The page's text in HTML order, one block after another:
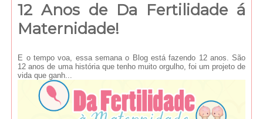
12 Anos de Da Fertilidade á
Maternidade!
E o tempo voa, essa semana o Blog está fazendo 12 anos. São
12 anos de uma história que tenho muito orgulho, foi um projeto de
vida que ganh...